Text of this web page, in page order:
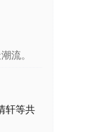
流。
轩等共